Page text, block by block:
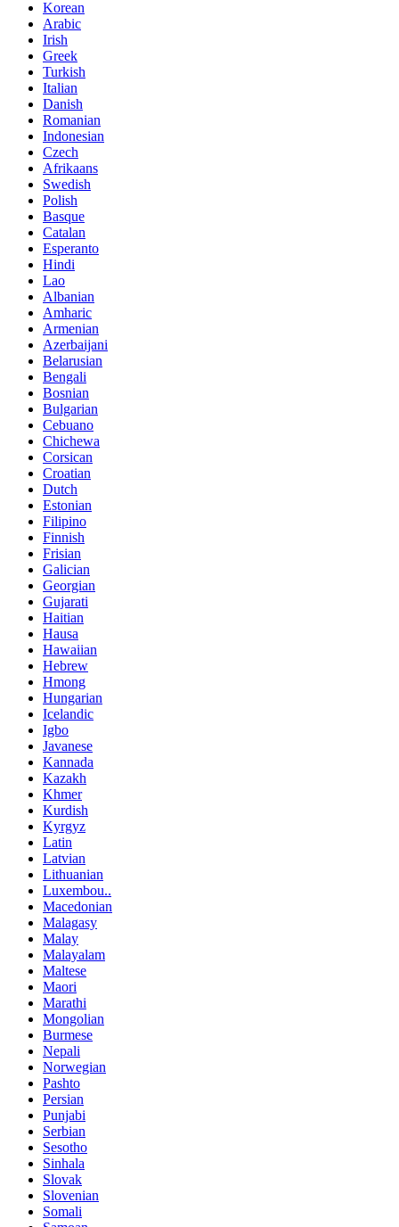
Korean
Arabic
Irish
Greek
Turkish
Italian
Danish
Romanian
Indonesian
Czech
Afrikaans
Swedish
Polish
Basque
Catalan
Esperanto
Hindi
Lao
Albanian
Amharic
Armenian
Azerbaijani
Belarusian
Bengali
Bosnian
Bulgarian
Cebuano
Chichewa
Corsican
Croatian
Dutch
Estonian
Filipino
Finnish
Frisian
Galician
Georgian
Gujarati
Haitian
Hausa
Hawaiian
Hebrew
Hmong
Hungarian
Icelandic
Igbo
Javanese
Kannada
Kazakh
Khmer
Kurdish
Kyrgyz
Latin
Latvian
Lithuanian
Luxembou..
Macedonian
Malagasy
Malay
Malayalam
Maltese
Maori
Marathi
Mongolian
Burmese
Nepali
Norwegian
Pashto
Persian
Punjabi
Serbian
Sesotho
Sinhala
Slovak
Slovenian
Somali